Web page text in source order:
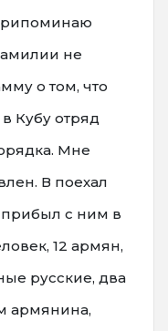
не
о том, что
Кубу отряд
Мне
В поехал
прибыл с ним в
12 армян,
русские, два
армянина,